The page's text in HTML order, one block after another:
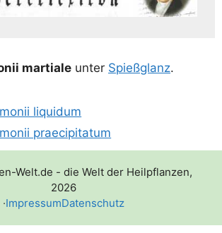
mar­tia­le unter Spieß­glanz.
liquidum
praecipitatum
Welt.de - die Welt der Heilpflanzen,
2026
·ImpressumDatenschutz